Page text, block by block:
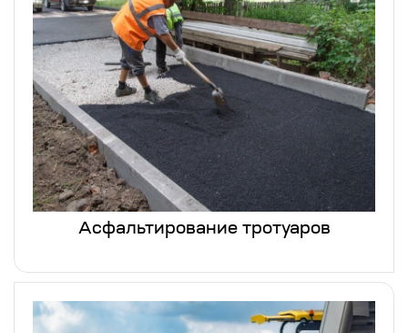
Асфальтирование тротуаров